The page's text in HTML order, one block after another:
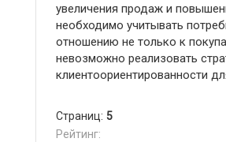
увеличения продаж и
необходимо учитывать
отношению не только к
невозможно реализовать
клиентоориентированности
Страниц: 5
Рейтинг: